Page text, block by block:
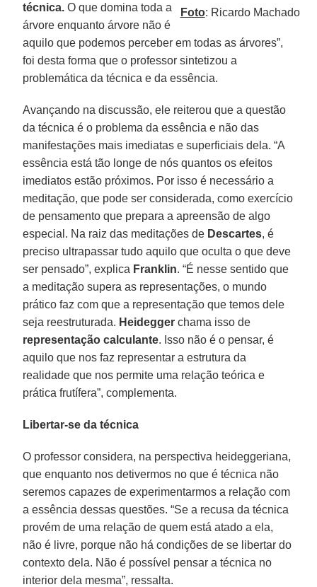
Foto: Ricardo Machado
técnica. O que domina toda a
árvore enquanto árvore não é
aquilo que podemos perceber em todas as árvores”,
foi desta forma que o professor sintetizou a
problemática da técnica e da essência.
Avançando na discussão, ele reiterou que a questão
da técnica é o problema da essência e não das
manifestações mais imediatas e superficiais dela. “A
essência está tão longe de nós quantos os efeitos
imediatos estão próximos. Por isso é necessário a
meditação, que pode ser considerada, como exercício
de pensamento que prepara a apreensão de algo
especial. Na raiz das meditações de Descartes, é
preciso ultrapassar tudo aquilo que oculta o que deve
ser pensado”, explica Franklin. “É nesse sentido que
a meditação supera as representações, o mundo
prático faz com que a representação que temos dele
seja reestruturada. Heidegger chama isso de
representação calculante. Isso não é o pensar, é
aquilo que nos faz representar a estrutura da
realidade que nos permite uma relação teórica e
prática frutífera”, complementa.
Libertar-se da técnica
O professor considera, na perspectiva heideggeriana,
que enquanto nos detivermos no que é técnica não
seremos capazes de experimentarmos a relação com
a essência dessas questões. “Se a recusa da técnica
provém de uma relação de quem está atado a ela,
não é livre, porque não há condições de se libertar do
contexto dela. Não é possível pensar a técnica no
interior dela mesma”, ressalta.